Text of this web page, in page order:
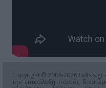
Copyright © 2006-2026 Eidisis.gr
την επιφύλαξη παντός